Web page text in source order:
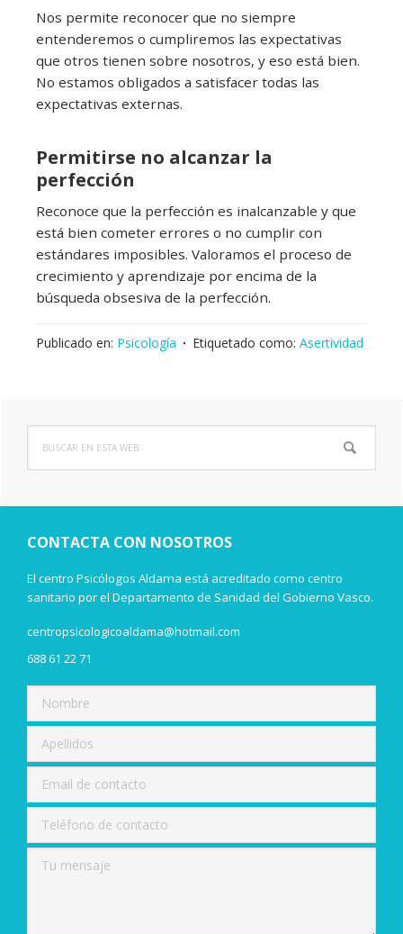
Nos permite reconocer que no siempre
entenderemos o cumpliremos las expectativas
que otros tienen sobre nosotros, y eso está bien.
No estamos obligados a satisfacer todas las
expectativas externas.
Permitirse no alcanzar la
perfección
Reconoce que la perfección es inalcanzable y que
está bien cometer errores o no cumplir con
estándares imposibles. Valoramos el proceso de
crecimiento y aprendizaje por encima de la
búsqueda obsesiva de la perfección.
Publicado en: Psicología Etiquetado como: Asertividad
Barra
lateral
principal
esta
CONTACTA CON NOSOTROS
El centro Psicólogos Aldama está acreditado como centro
sanitario por el Departamento de Sanidad del Gobierno Vasco.
centropsicologicoaldama@hotmail.com
688 61 22 71